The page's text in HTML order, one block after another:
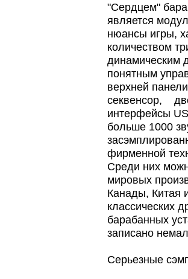
"Сердцем"
является
нюансы игры,
количеством
динамическим
понятным
верхней
секвенсор,
интерфейсы
больше 1000
фирменной
Среди них
мировых
Канады, Китая
классических
барабанных
записано
Серьезные